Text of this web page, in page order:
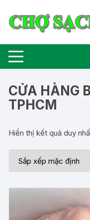
CỬA HÀNG
TPHCM
Hiển thị kết quả duy